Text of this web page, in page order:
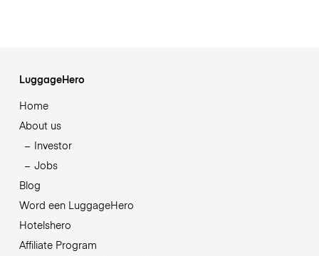
LuggageHero
Home
About us
Investor
Jobs
Blog
Word een LuggageHero
Hotelshero
Affiliate Program